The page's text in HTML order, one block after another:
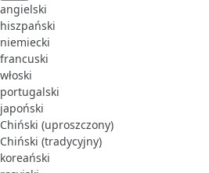
angielski
hiszpański
niemiecki
francuski
włoski
portugalski
japoński
Chiński (uproszczony)
Chiński (tradycyjny)
koreański